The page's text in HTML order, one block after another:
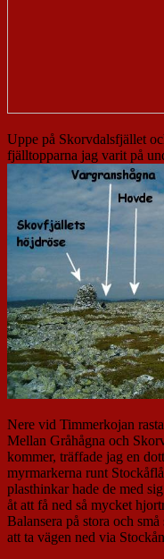
Uppe på Skorvdalsfjället
fjälltopparna jag varit på
Nere vid Timmerkojan
Mellan Gråhågna och
kommer, träffade jag en
myrmarkerna runt
plasthinkar hade de med
åt att få ned så mycket
Balansera på stora och
att ta vägen ned via